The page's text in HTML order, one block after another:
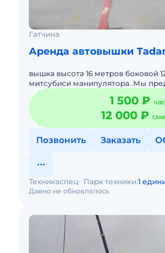
Гатчина
Аренда автовышки
вышка высота 16 метров боковой
митсубиси манипулятора .Мы
автовышки для различных нужд:
замена ламп
1 500 ₽ час
12 000 ₽
Позвонить Заказать
Давно не обновлялось
Техникаспец Парк техники:1